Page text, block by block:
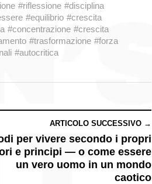
#riflessione #disciplina
#equilibrio #crescita
#concentrazione #crescita
#trasformazione #forza
#autocritica
ARTICOLO SUCCESSIVO →
per vivere secondo i propri
e principi — o come essere
un vero uomo in un mondo
caotico